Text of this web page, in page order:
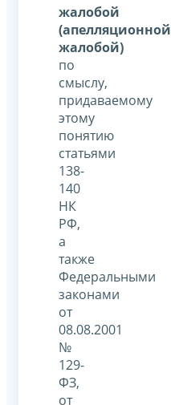
жалобой
(апелляционной
жалобой)
по
смыслу,
придаваемому
этому
понятию
статьями
138-
140
НК
РФ,
а
также
Федеральными
законами
от
08.08.2001
№
129-
ФЗ,
от